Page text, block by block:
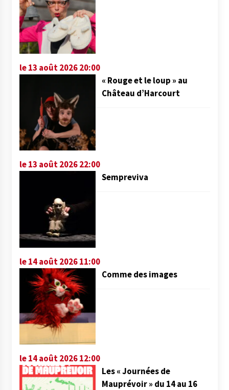
le 13 août 2026 20:00
« Rouge et le loup » au
Château d’Harcourt
le 13 août 2026 22:00
Sempreviva
le 14 août 2026 11:00
Comme des images
le 14 août 2026 12:00
Les « Journées de
Mauprévoir » du 14 au 16